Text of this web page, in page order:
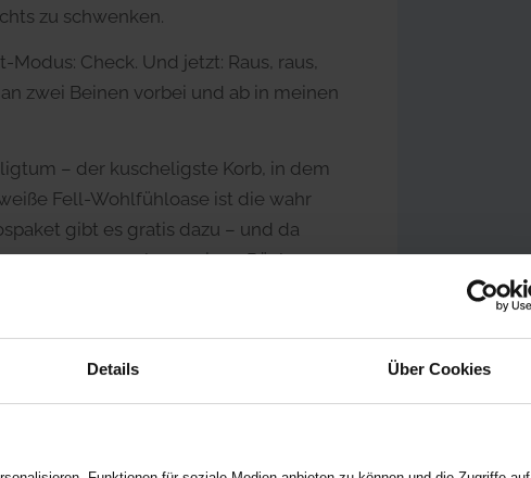
Details Über Cookies
zu schwenken.
Check. Und jetzt: Raus, raus,
zwei Beinen vorbei und ab in meinen
– der kuscheligste Korb, in dem
Fell-Wohlfühloase ist die wahr
gibt es gratis dazu – und da
so angenehm meinen Rücken
nicht. Genauso muss der Morgen
liebe Leserschaft, das passiert
knurrt es aber in der Magengegend.
wittert da etwas. Ein
fest.